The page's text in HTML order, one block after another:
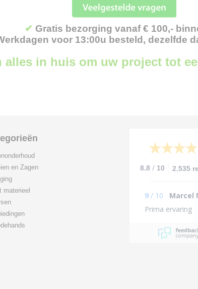
✔ Gratis bezorging vanaf € 100,-
voor 13:00u besteld, dezelfde
alles in huis om uw project tot
en Zagen
materieel
8.8 / 10 2.535
9 / 10
Marcel
Prima ervaring